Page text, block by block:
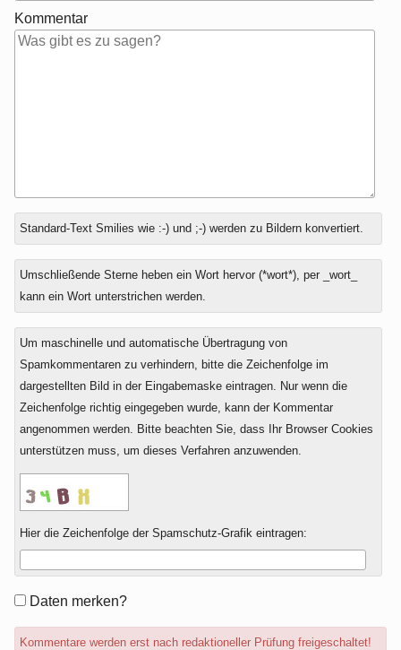
Kommentar
Antwort
zu
Standard-Text Smilies wie :-) und ;-) werden zu Bildern konvertiert.
Umschließende Sterne heben ein Wort hervor (*wort*), per _wort_
kann ein Wort unterstrichen werden.
Um maschinelle und automatische Übertragung von
Spamkommentaren zu verhindern, bitte die Zeichenfolge im
dargestellten Bild in der Eingabemaske eintragen. Nur wenn die
Zeichenfolge richtig eingegeben wurde, kann der Kommentar
angenommen werden. Bitte beachten Sie, dass Ihr Browser Cookies
unterstützen muss, um dieses Verfahren anzuwenden.
Hier die Zeichenfolge der Spamschutz-Grafik eintragen:
Formular-
Daten merken?
Kommentare werden erst nach redaktioneller Prüfung freigeschaltet!